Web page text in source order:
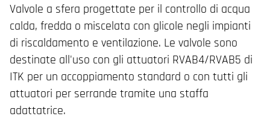
Valvole a sfera progettate per il controllo di acqua
calda, fredda o miscelata con glicole negli impianti
di riscaldamento e ventilazione. Le valvole sono
destinate all'uso con gli attuatori RVAB4/RVAB5 di
ITK per un accoppiamento standard o con tutti gli
attuatori per serrande tramite una staffa
adattatrice.